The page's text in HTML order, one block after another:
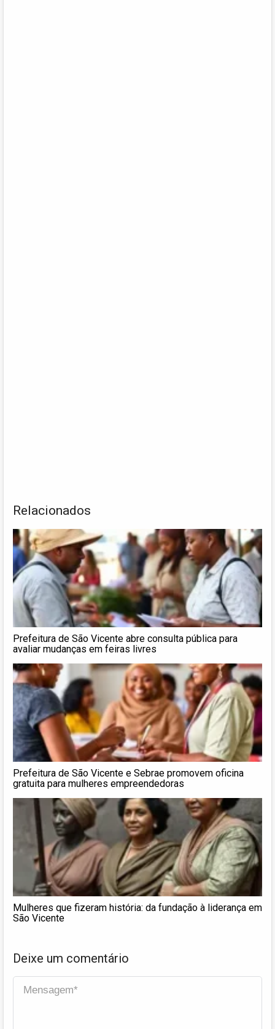
Relacionados
Prefeitura de São Vicente abre consulta pública para
avaliar mudanças em feiras livres
Prefeitura de São Vicente e Sebrae promovem oficina
gratuita para mulheres empreendedoras
Mulheres que fizeram história: da fundação à liderança em
São Vicente
Deixe um comentário